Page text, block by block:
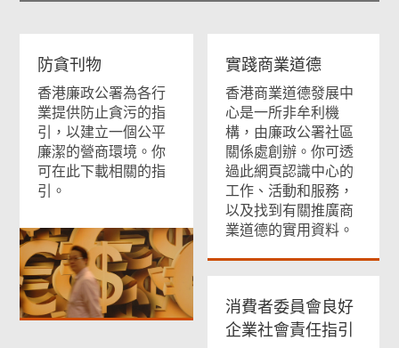
防貪刊物
香港廉政公署為各行
業提供防止貪污的指
引，以建立一個公平
廉潔的營商環境。你
可在此下載相關的指
引。
實踐商業道德
香港商業道德發展中
心是一所非牟利機
構，由廉政公署社區
關係處創辦。你可透
過此網頁認識中心的
工作、活動和服務，
以及找到有關推廣商
業道德的實用資料。
消費者委員會良好
企業社會責任指引